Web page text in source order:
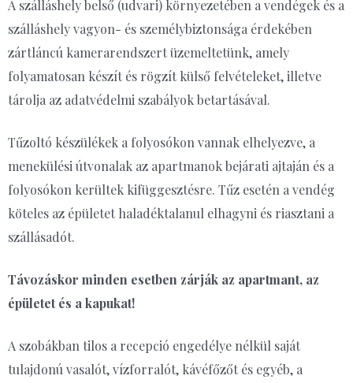
A szálláshely belső (udvari) környezetében a vendégek és a
szálláshely vagyon- és személybiztonsága érdekében
zártláncú kamerarendszert üzemeltetünk, amely
folyamatosan készít és rögzít külső felvételeket, illetve
tárolja az adatvédelmi szabályok betartásával.
Tűzoltó készülékek a folyosókon vannak elhelyezve, a
menekülési útvonalak az apartmanok bejárati ajtaján és a
folyosókon kerültek kifüggesztésre. Tűz esetén a vendég
köteles az épületet haladéktalanul elhagyni és riasztani a
szállásadót.
Távozáskor minden esetben zárják az apartmant, az
épületet és a kapukat!
A szobákban tilos a recepció engedélye nélkül saját
tulajdonú vasalót, vízforralót, kávéfőzőt és egyéb, a